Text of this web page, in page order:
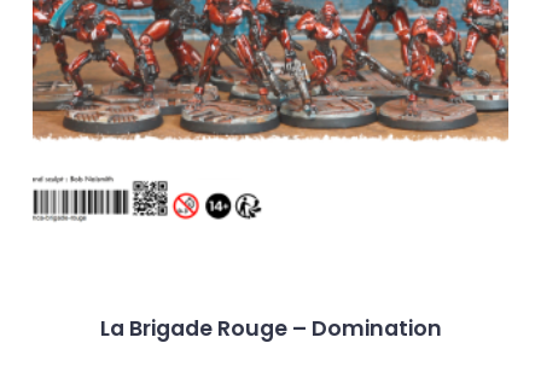
La Brigade Rouge – Domination